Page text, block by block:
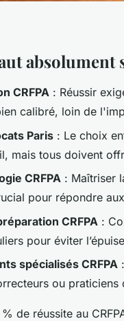
absolument
CRFPA : Réussir
calibré, loin de
Paris : Le choix
mais tous doivent
CRFPA : Maîtriser
pour répondre
CRFPA :
pour éviter
spécialisés CRFPA
ou praticiens
de réussite au